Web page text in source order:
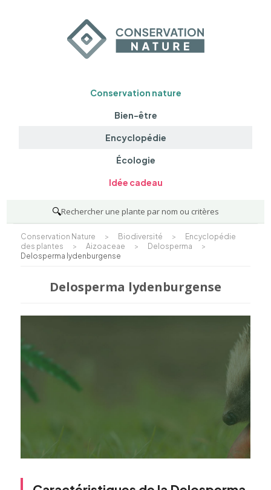
Conservation nature
Bien-être
Encyclopédie
Écologie
Idée cadeau
🔍Rechercher une plante par nom ou critères
Conservation Nature > Biodiversité >
Encyclopédie
des plantes
> Aizoaceae > Delosperma
>
Delosperma lydenburgense
Delosperma lydenburgense